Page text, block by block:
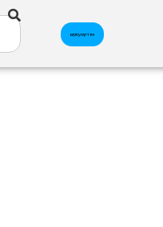
אינדקס עסקים